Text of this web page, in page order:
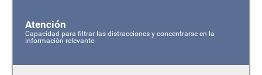
Atención
Capacidad para filtrar las distracciones y concentrarse en la
información relevante.